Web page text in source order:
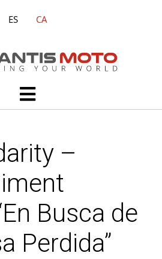
ES CA
Main
Menu
–
Busca de
Perdida”